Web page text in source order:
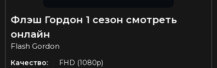
Флэш Гордон 1 сезон смотреть
онлайн
Flash Gordon
Качество:
FHD (1080p)